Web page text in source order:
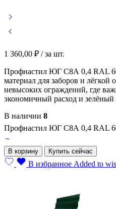
1 360,00 ₽ / за шт.
Профнастил ЮГ С8А 0,4 RAL
материал для заборов и
невысоких ограждений, где
экономичный расход и зелёный
В наличии 8
Профнастил ЮГ С8А 0,4 RAL
В корзину Купить сейчас
В избранное Added to